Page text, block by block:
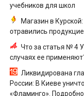
учебников для школ
Магазин в
отравились
Что за статья № 4
случаях ее
Ликвидирована
России: В Киеве
«Фламинго».